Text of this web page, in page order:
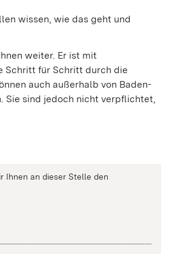
wissen, wie das geht und
weiter. Er ist mit
Schritt für Schritt durch die
auch außerhalb von Baden-
Sie sind jedoch nicht verpflichtet,
Ihnen an dieser Stelle den